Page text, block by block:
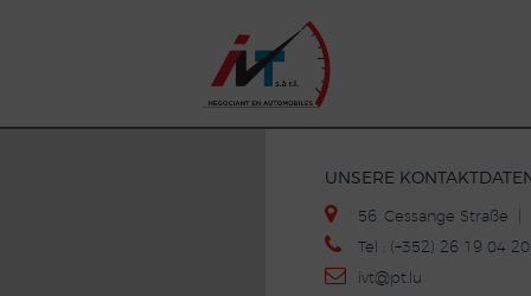
UNSERE
56, Cessange Straße
Tel : (+352) 26 19 04
ivt@pt.lu